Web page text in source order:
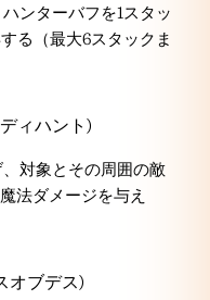
ンターバフを1スタッ
る（最大6スタックま
ィハント)
対象とその周囲の敵
法ダメージを与え
オブデス)